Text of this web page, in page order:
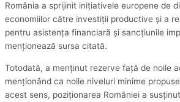
România a sprijinit iniţiativele europene de
economiilor către investiţii productive şi a
pentru asistenţa financiară şi sancţiunile
menţionează sursa citată.
Totodată, a menţinut rezerve faţă de noile
menţionând ca noile niveluri minime
acest sens, poziţionarea României a